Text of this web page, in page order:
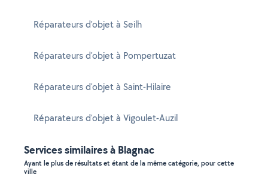
Réparateurs d'objet à Seilh
Réparateurs d'objet à Pompertuzat
Réparateurs d'objet à Saint-Hilaire
Réparateurs d'objet à Vigoulet-Auzil
Services similaires à Blagnac
Ayant le plus de résultats et étant de la même catégorie, pour cette
ville